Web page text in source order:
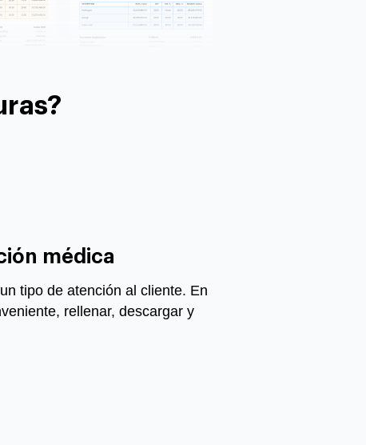
médica
tipo de atención al cliente. En
rellenar, descargar y